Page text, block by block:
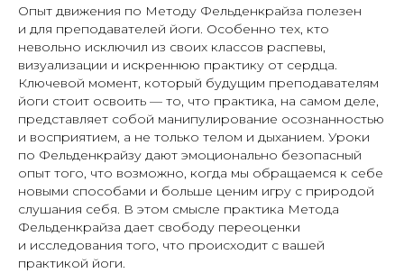
Опыт движения по Методу Фельденкрайза полезен
и для преподавателей йоги. Особенно тех, кто
невольно исключил из своих классов распевы,
визуализации и искреннюю практику от сердца.
Ключевой момент, который будущим преподавателям
йоги стоит освоить — то, что практика, на самом деле,
представляет собой манипулирование осознанностью
и восприятием, а не только телом и дыханием. Уроки
по Фельденкрайзу дают эмоционально безопасный
опыт того, что возможно, когда мы обращаемся к себе
новыми способами и больше ценим игру с природой
слушания себя. В этом смысле практика Метода
Фельденкрайза дает свободу переоценки
и исследования того, что происходит с вашей
практикой йоги.